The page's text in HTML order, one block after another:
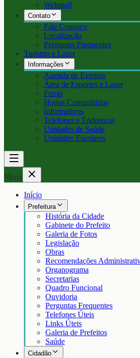
Webmail
Contato
Fale Conosco
Localização
Perguntas Frequentes
Turismo e Lazer
Informações
Agenda de Eventos
Área de Esportes e Lazer
Feiras
Hortas Comunitárias
Informativos
Telefones e Endereços
Unidades de Saúde
Unidades Escolares
Menu
Início
Prefeitura
História da Cidade
Gabinete do Prefeito
Galeria de Fotos
Legislação
Obras
Recomendações
Organograma
Secretarias
Quadro Funcional
Ouvidoria
Perguntas Frequentes
Telefones Úteis
Links Úteis
Galeria de Prefeitos
Saúde
Cidadão